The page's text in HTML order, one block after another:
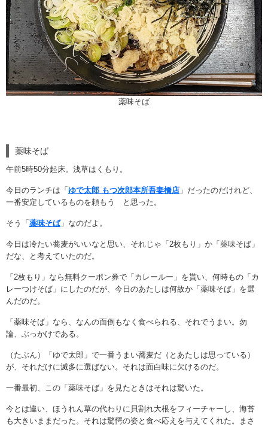
薬味そば
薬味そば
午前5時50分起床。浅草はくもり。
今日のランチは「ゆで太郎 もつ次郎本所吾妻橋店 」だったのだけれど、
一番安定しているものを頼もう と思った。
そう「薬味そば」なのだよ。
今日は冷たい蕎麦がいいなと思い、それじゃ「2枚もり」か「薬味そば」
だな、と考えていたのだ。
「2枚もり」なら無料クーポン券で「カレールー」を貰い、何時もの「カ
レーつけそば」にしたのだが、今日のあたしは何故か「薬味そば」を選
んだのだ。
「薬味そば」なら、なんの面倒もなく食べられる、それでうまい。勿
論、ぶっかけである。
（たぶん）「ゆで太郎」で一番うまい蕎麦だ（とあたしは思っている）
が、それだけに滅多に選ばない。それは面白味に欠けるのだ。
一番最初、この「薬味そば」を見たときはそれは驚いた。
今とは違い、ほうれん草の代わりに貝割れ大根をフィーチャーし、海苔
も大きいままだった。それは驚愕の姿と食べ応えを与えてくれた。まさ